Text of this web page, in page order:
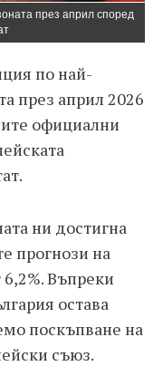
през април според
по най-
през април 2026
официални
ни достигна
прогнози на
6,2%. Въпреки
остава
поскъпване на
съюз.